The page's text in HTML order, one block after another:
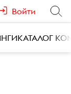
Войти
КАТАЛОГ